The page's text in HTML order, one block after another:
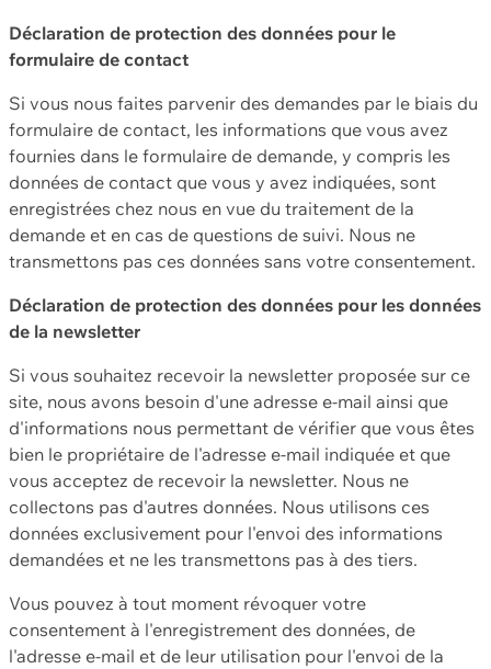
Déclaration de protection des données pour le
formulaire de contact
Si vous nous faites parvenir des demandes par le biais du
formulaire de contact, les informations que vous avez
fournies dans le formulaire de demande, y compris les
données de contact que vous y avez indiquées, sont
enregistrées chez nous en vue du traitement de la
demande et en cas de questions de suivi. Nous ne
transmettons pas ces données sans votre consentement.
Déclaration de protection des données pour les données
de la newsletter
Si vous souhaitez recevoir la newsletter proposée sur ce
site, nous avons besoin d'une adresse e-mail ainsi que
d'informations nous permettant de vérifier que vous êtes
bien le propriétaire de l'adresse e-mail indiquée et que
vous acceptez de recevoir la newsletter. Nous ne
collectons pas d'autres données. Nous utilisons ces
données exclusivement pour l'envoi des informations
demandées et ne les transmettons pas à des tiers.
Vous pouvez à tout moment révoquer votre
consentement à l'enregistrement des données, de
l'adresse e-mail et de leur utilisation pour l'envoi de la